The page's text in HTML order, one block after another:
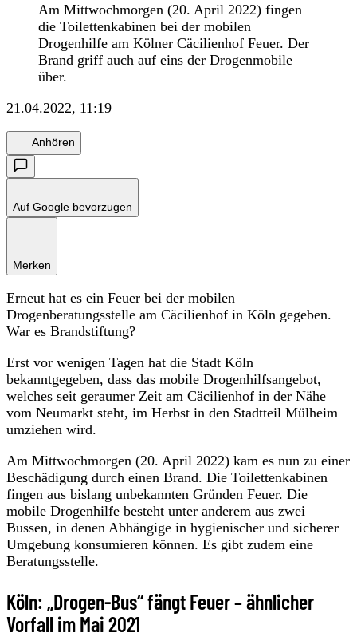
Am Mittwochmorgen (20. April 2022) fingen
die Toilettenkabinen bei der mobilen
Drogenhilfe am Kölner Cäcilienhof Feuer. Der
Brand griff auch auf eins der Drogenmobile
über.
21.04.2022, 11:19
Anhören
Auf Google bevorzugen
Merken
Erneut hat es ein Feuer bei der mobilen
Drogenberatungsstelle am Cäcilienhof in Köln gegeben.
War es Brandstiftung?
Erst vor wenigen Tagen hat die Stadt Köln
bekanntgegeben, dass das mobile Drogenhilfsangebot,
welches seit geraumer Zeit am Cäcilienhof in der Nähe
vom Neumarkt steht, im Herbst in den Stadtteil Mülheim
umziehen wird.
Am Mittwochmorgen (20. April 2022) kam es nun zu einer
Beschädigung durch einen Brand. Die Toilettenkabinen
fingen aus bislang unbekannten Gründen Feuer. Die
mobile Drogenhilfe besteht unter anderem aus zwei
Bussen, in denen Abhängige in hygienischer und sicherer
Umgebung konsumieren können. Es gibt zudem eine
Beratungsstelle.
Köln: „Drogen-Bus“ fängt Feuer – ähnlicher
Vorfall im Mai 2021